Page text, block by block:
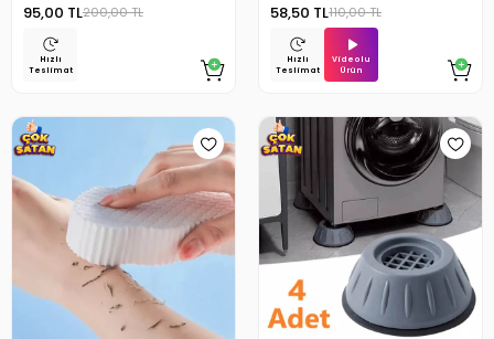
95,00 TL200,00 TL
Hızlı
Teslimat
58,50 TL110,00 TL
Hızlı
Teslimat
Videolu
Ürün